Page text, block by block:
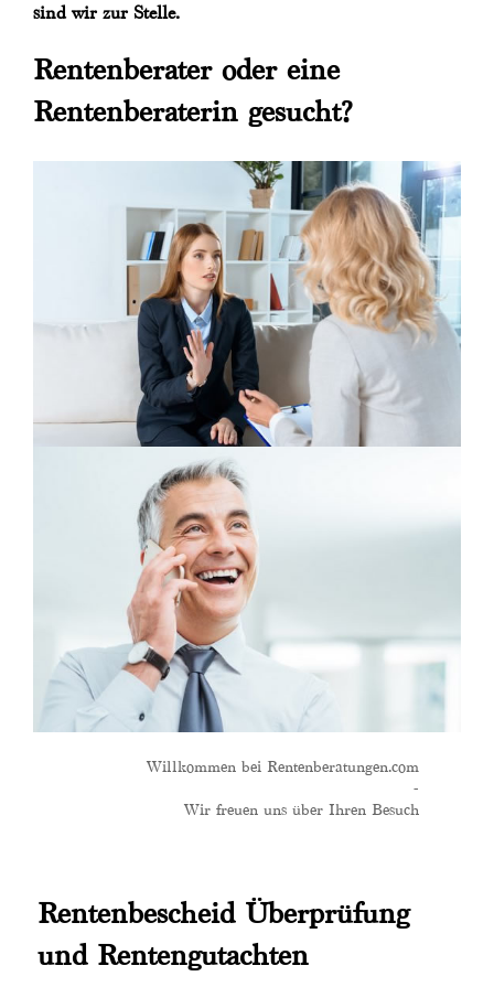
sind wir zur Stelle.
Rentenberater oder eine
Rentenberaterin gesucht?
Willkommen bei Rentenberatungen.com
-
Wir freuen uns über Ihren Besuch
Rentenbescheid Überprüfung
und Rentengutachten